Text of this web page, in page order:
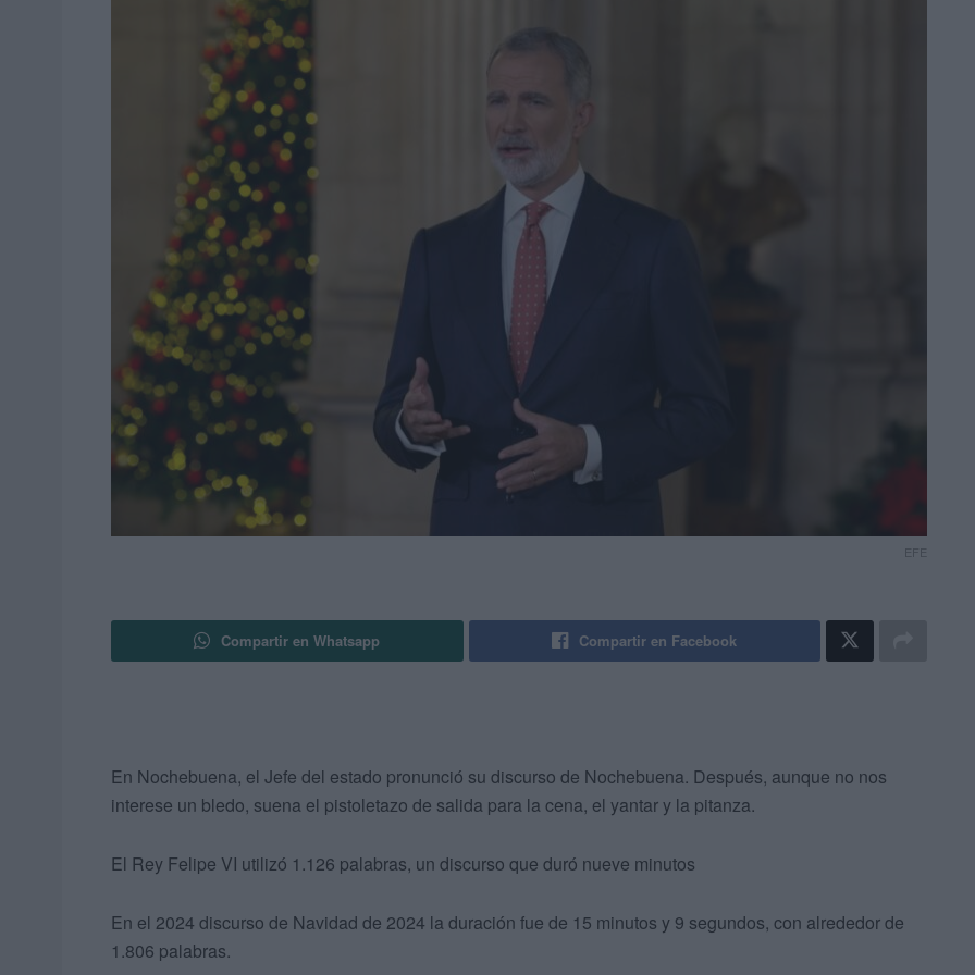
EFE
Compartir en Whatsapp Compartir en Facebook
En Nochebuena, el Jefe del estado pronunció su discurso de Nochebuena. Después, aunque no nos
interese un bledo, suena el pistoletazo de salida para la cena, el yantar y la pitanza.
El Rey Felipe VI utilizó 1.126 palabras, un discurso que duró nueve minutos
En el 2024 discurso de Navidad de 2024 la duración fue de 15 minutos y 9 segundos, con alrededor de
1.806 palabras.